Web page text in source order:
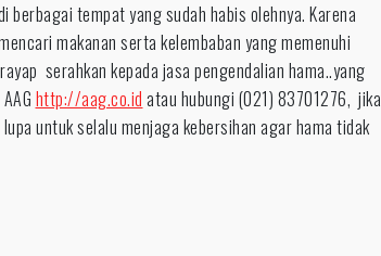
tempat yang sudah habis olehnya. Karena
makanan serta kelembaban yang memenuhi
serahkan kepada jasa pengendalian hama..yang
http://aag.co.id atau hubungi (021) 83701276, jika
untuk selalu menjaga kebersihan agar hama tidak